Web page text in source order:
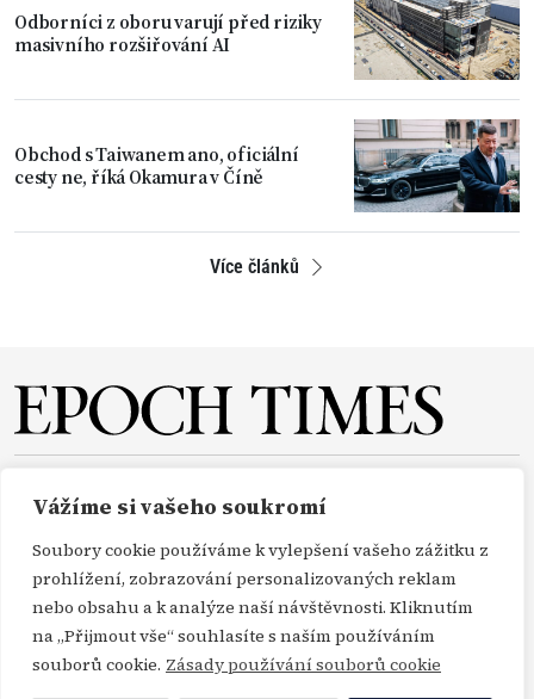
Vážíme si vašeho soukromí
Soubory cookie používáme k vylepšení vašeho zážitku z
prohlížení, zobrazování personalizovaných reklam
nebo obsahu a k analýze naší návštěvnosti. Kliknutím
na „Přijmout vše“ souhlasíte s naším používáním
souborů cookie. Zásady používání souborů cookie
Odborníci z oboru varují před riziky
masivního rozšiřování AI
Obchod s Taiwanem ano, oficiální
cesty ne, říká Okamura v Číně
Více článků
OBCHODNÍ PODMÍNKY
Copyright Epoch Times ČR © 2000-2026